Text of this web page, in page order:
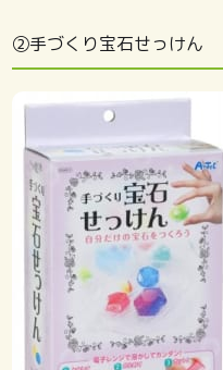
②手づくり宝石せっけん